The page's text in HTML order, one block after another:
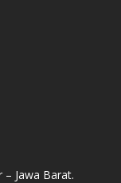
– Jawa Barat.